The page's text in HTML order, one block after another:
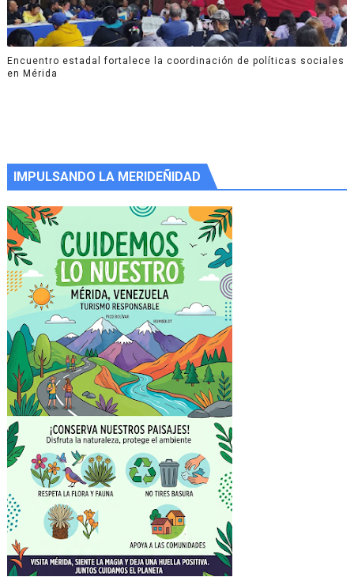
Encuentro estadal fortalece la coordinación de políticas sociales
en Mérida
IMPULSANDO LA MERIDEÑIDAD